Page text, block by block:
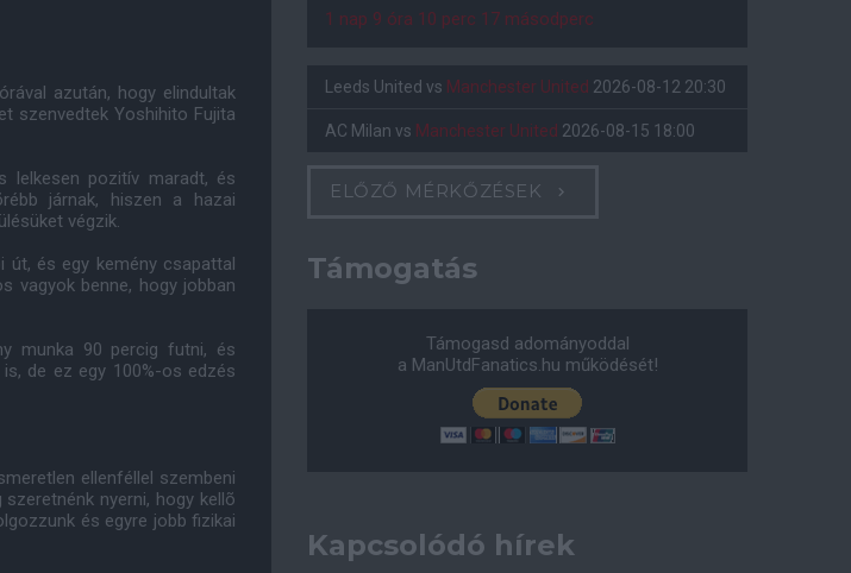
azután, hogy elindultak
szenvedtek Yoshihito Fujita
lelkesen pozitív maradt, és
járnak, hiszen a hazai
végzik.
út, és egy kemény csapattal
vagyok benne, hogy jobban
munka 90 percig futni, és
de ez egy 100%-os edzés
ellenféllel szembeni
nyerni, hogy kellõ
és egyre jobb fizikai
1 nap 9 óra 10 perc 16 másodperc
Leeds United vs Manchester United 2026-08-12 20:30
AC Milan vs Manchester United 2026-08-15 18:00
ELŐZŐ MÉRKŐZÉSEK
Támogatás
Támogasd adományoddal
a ManUtdFanatics.hu működését!
Kapcsolódó hírek